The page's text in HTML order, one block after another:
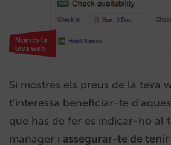
Si mostres els preus de la teva
t’interessa beneficiar-te
que has de fer és indicar-ho al
manager i assegurar-te de